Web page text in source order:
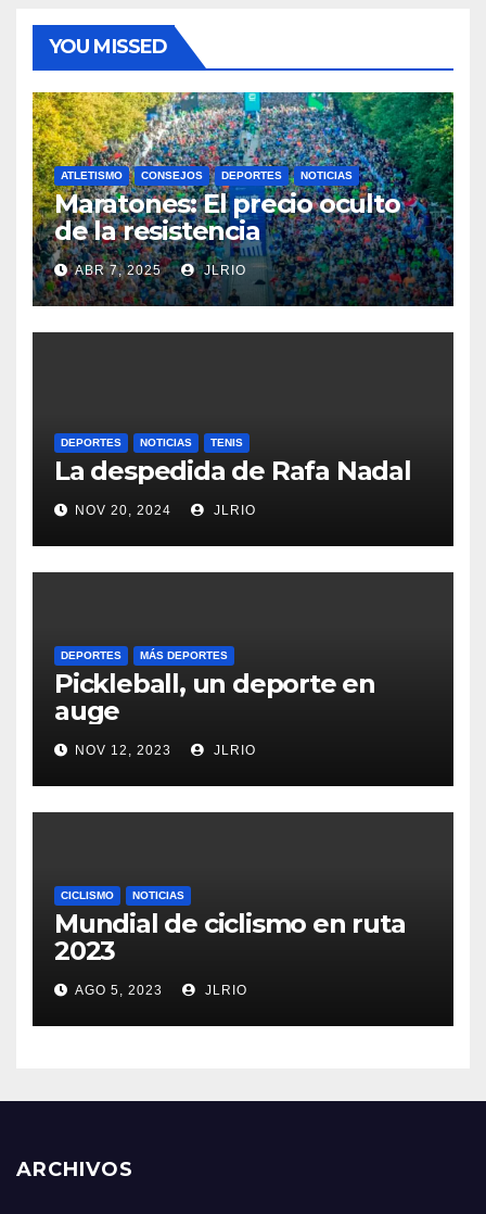
YOU MISSED
ATLETISMO CONSEJOS DEPORTES NOTICIAS
Maratones: El precio oculto
de la resistencia
ABR 7, 2025 JLRIO
DEPORTES NOTICIAS TENIS
La despedida de Rafa Nadal
NOV 20, 2024 JLRIO
DEPORTES MÁS DEPORTES
Pickleball, un deporte en
auge
NOV 12, 2023 JLRIO
CICLISMO NOTICIAS
Mundial de ciclismo en ruta
2023
AGO 5, 2023 JLRIO
ARCHIVOS